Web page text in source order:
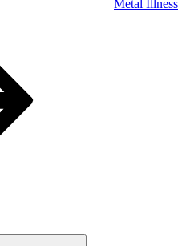
Metal Illness